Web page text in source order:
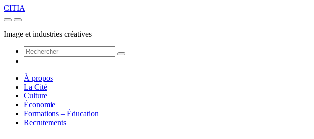
CITIA
Image et industries créatives
À propos
La Cité
Culture
Économie
Formations – Éducation
Recrutements